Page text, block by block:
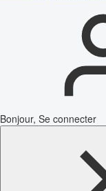
Bonjour, Se connecter